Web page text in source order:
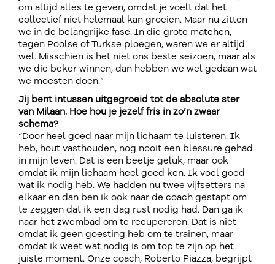
om altijd alles te geven, omdat je voelt dat het
collectief niet helemaal kan groeien. Maar nu zitten
we in de belangrijke fase. In die grote matchen,
tegen Poolse of Turkse ploegen, waren we er altijd
wel. Misschien is het niet ons beste seizoen, maar als
we die beker winnen, dan hebben we wel gedaan wat
we moesten doen.”
Jij bent intussen uitgegroeid tot de absolute ster
van Milaan. Hoe hou je jezelf fris in zo’n zwaar
schema?
“Door heel goed naar mijn lichaam te luisteren. Ik
heb, hout vasthouden, nog nooit een blessure gehad
in mijn leven. Dat is een beetje geluk, maar ook
omdat ik mijn lichaam heel goed ken. Ik voel goed
wat ik nodig heb. We hadden nu twee vijfsetters na
elkaar en dan ben ik ook naar de coach gestapt om
te zeggen dat ik een dag rust nodig had. Dan ga ik
naar het zwembad om te recupereren. Dat is niet
omdat ik geen goesting heb om te trainen, maar
omdat ik weet wat nodig is om top te zijn op het
juiste moment. Onze coach, Roberto Piazza, begrijpt